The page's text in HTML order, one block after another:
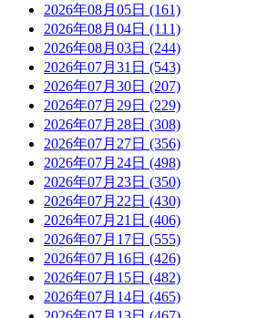
2026年08月05日 (161)
2026年08月04日 (111)
2026年08月03日 (244)
2026年07月31日 (543)
2026年07月30日 (207)
2026年07月29日 (229)
2026年07月28日 (308)
2026年07月27日 (356)
2026年07月24日 (498)
2026年07月23日 (350)
2026年07月22日 (430)
2026年07月21日 (406)
2026年07月17日 (555)
2026年07月16日 (426)
2026年07月15日 (482)
2026年07月14日 (465)